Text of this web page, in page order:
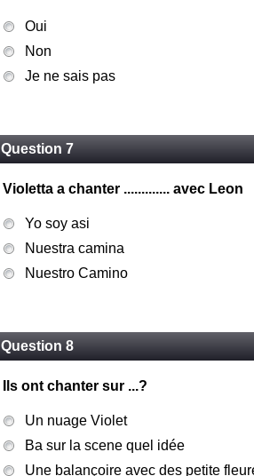
Oui
Non
Je ne sais pas
Question 7
Violetta a chanter ............. avec Leon
Yo soy asi
Nuestra camina
Nuestro Camino
Question 8
Ils ont chanter sur ...?
Un nuage Violet
Ba sur la scene quel idée
Une balançoire avec des petite